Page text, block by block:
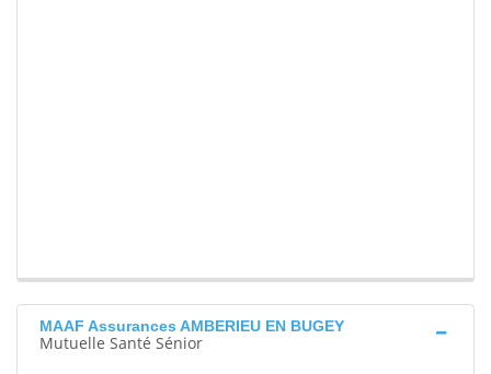
MAAF Assurances AMBERIEU EN BUGEY
Mutuelle Santé Sénior